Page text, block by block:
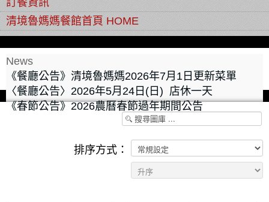
訂餐資訊
清境魯媽媽餐館首頁 HOME
News
《餐廳公告》清境魯媽媽2026年7月1日更新菜單
〈餐廳公告〉2026年5月24日(日) 店休一天
《春節公告》2026農曆春節過年期間公告
排序方式：